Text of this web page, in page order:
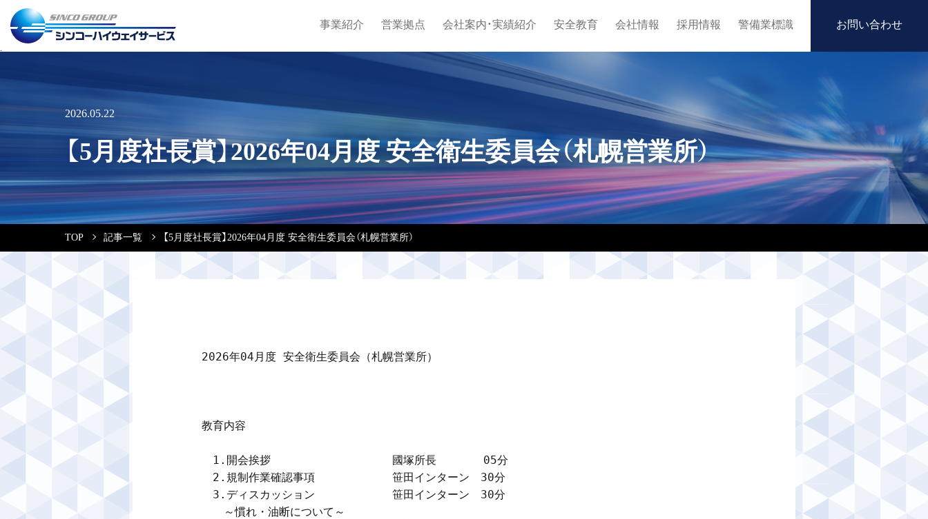
事業紹介 営業拠点 会社案内・実績紹介 安全教育 会社情報 採用情報 警備業標識 お問い合わせ
2026.05.22
【5月度社長賞】2026年04月度 安全衛生委員会（札幌営業所）
TOP 記事一覧 【5月度社長賞】2026年04月度 安全衛生委員会（札幌営業所）
2026年04月度 安全衛生委員会（札幌営業所）
教育内容
1.開会挨拶　　　　　　　　　　　國塚所長　　　  05分
2.規制作業確認事項　　　　　　　笹田インターン　30分
3.ディスカッション　　　　　　　笹田インターン　30分
～慣れ・油断について～